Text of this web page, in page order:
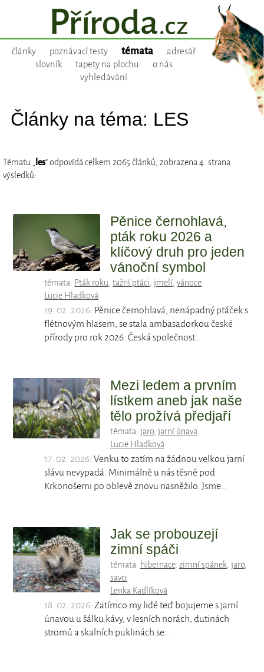
články poznávací testy témata
adresář
slovník
tapety na plochu
o nás
vyhledávání
Články na téma: LES
Tématu „les“ odpovídá celkem 2065 článků, zobrazena 4. strana
výsledků:
Pěnice černohlavá,
pták roku 2026 a
klíčový druh pro jeden
vánoční symbol
témata: Pták roku,tažní ptáci,jmelí,vánoce
Lucie Hladková
19. 02. 2026: Pěnice černohlavá, nenápadný ptáček s
flétnovým hlasem, se stala ambasadorkou české
přírody pro rok 2026. Česká společnost…
Mezi ledem a prvním
lístkem aneb jak naše
tělo prožívá předjaří
témata: jaro, jarní únava
Lucie Hladková
17. 02. 2026: Venku to zatím na žádnou velkou jarní
slávu nevypadá. Minimálně u nás těsně pod
Krkonošemi po oblevě znovu nasněžilo. Jsme…
Jak se probouzejí
zimní spáči
témata: hibernace, zimní spánek, jaro,
savci
Lenka Kadlíková
18. 02. 2026: Zatímco my lidé teď bojujeme s jarní
únavou u šálku kávy, v lesních norách, dutinách
stromů a skalních puklinách se…